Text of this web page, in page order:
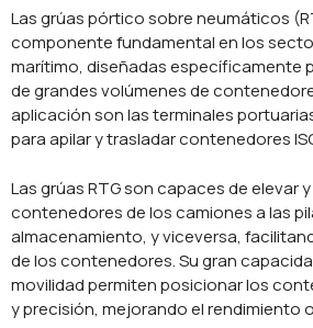
Las grúas pórtico sobre neumáticos
componente fundamental en los
marítimo, diseñadas específicamente
de grandes volúmenes de
aplicación son las terminales
para apilar y trasladar contenedores
Las grúas RTG son capaces de elevar
contenedores de los camiones a las
almacenamiento, y viceversa,
de los contenedores. Su gran
movilidad permiten posicionar los
y precisión, mejorando el rendimiento